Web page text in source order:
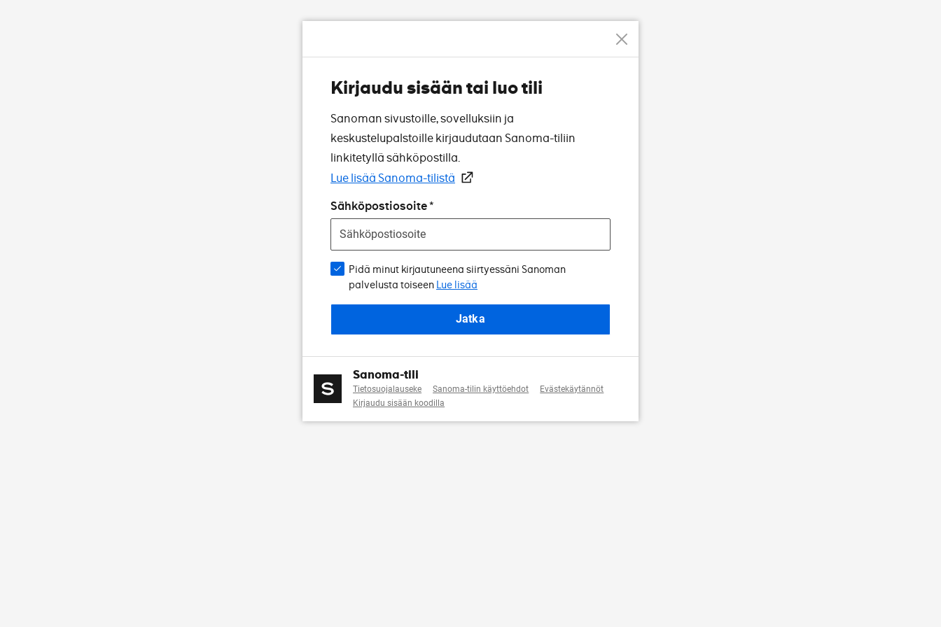
Kirjaudu sisään tai luo tili
Sanoman sivustoille, sovelluksiin ja
keskustelupalstoille kirjaudutaan Sanoma-tiliin
linkitetyllä sähköpostilla.
Lue lisää Sanoma-tilistä
Sähköpostiosoite
Pidä minut kirjautuneena siirtyessäni Sanoman
palvelusta toiseen Lue lisää
Jatka
Sanoma-tili
Tietosuojalauseke Sanoma-tilin käyttöehdot
Evästekäytännöt
Kirjaudu sisään koodilla